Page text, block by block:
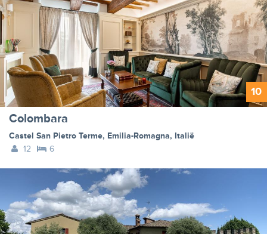
10
Colombara
Castel San Pietro Terme, Emilia-Romagna, Italië
12
6